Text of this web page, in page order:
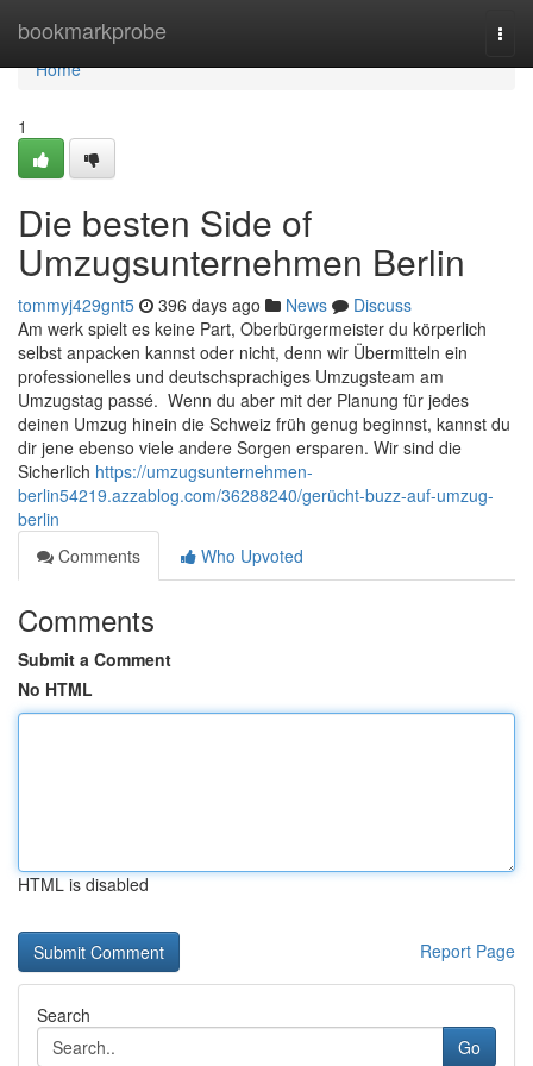
bookmarkprobe
Home
Home
1
Die besten Side of
Umzugsunternehmen Berlin
tommyj429gnt5 396 days ago News
Discuss
Am werk spielt es keine Part, Oberbürgermeister du körperlich
selbst anpacken kannst oder nicht, denn wir Übermitteln ein
professionelles und deutschsprachiges Umzugsteam am
Umzugstag passé. Wenn du aber mit der Planung für jedes
deinen Umzug hinein die Schweiz früh genug beginnst, kannst du
dir jene ebenso viele andere Sorgen ersparen. Wir sind die
Sicherlich https://umzugsunternehmen-
berlin54219.azzablog.com/36288240/gerücht-buzz-auf-umzug-
berlin
Comments
Who Upvoted
Comments
Submit a Comment
No HTML
HTML is disabled
Report Page
Search
Go